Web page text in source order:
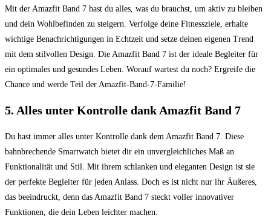
Mit der Amazfit Band 7 hast du alles, was du brauchst, um aktiv zu bleiben
und dein Wohlbefinden zu steigern. Verfolge deine Fitnessziele, erhalte
wichtige Benachrichtigungen in Echtzeit und setze deinen eigenen Trend
mit dem stilvollen Design. Die Amazfit Band 7 ist der ideale Begleiter für
ein optimales und gesundes Leben. Worauf wartest du noch? Ergreife die
Chance und werde Teil der Amazfit-Band-7-Familie!
5. Alles unter Kontrolle dank Amazfit Band 7
Du hast immer alles unter Kontrolle dank dem Amazfit Band 7. Diese
bahnbrechende Smartwatch bietet dir ein unvergleichliches Maß an
Funktionalität und Stil. Mit ihrem schlanken und eleganten Design ist sie
der perfekte Begleiter für jeden Anlass. Doch es ist nicht nur ihr Äußeres,
das beeindruckt, denn das Amazfit Band 7 steckt voller innovativer
Funktionen, die dein Leben leichter machen.